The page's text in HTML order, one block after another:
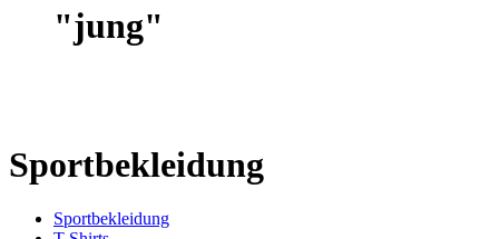
"jung"
Sportbekleidung
Sportbekleidung